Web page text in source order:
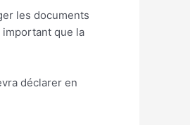
les documents
que la
déclarer en